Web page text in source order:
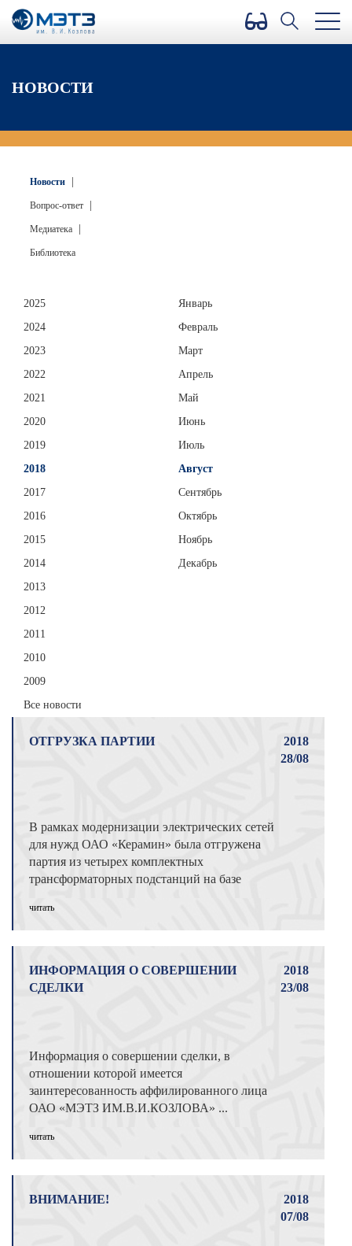
Версия для слабовидящих
НОВОСТИ
Новости
Вопрос-ответ
Медиатека
Библиотека
2025
2024
2023
2022
2021
2020
2019
2018
2017
2016
2015
2014
2013
2012
2011
2010
2009
Все новости
Январь
Февраль
Март
Апрель
Май
Июнь
Июль
Август
Сентябрь
Октябрь
Ноябрь
Декабрь
ОТГРУЗКА ПАРТИИ
2018
28/08
В рамках модернизации электрических сетей
для нужд ОАО «Керамин» была отгружена
партия из четырех комплектных
трансформаторных подстанций на базе
читать
ИНФОРМАЦИЯ О СОВЕРШЕНИИ
СДЕЛКИ
2018
23/08
Информация о совершении сделки, в
отношении которой имеется
заинтересованность аффилированного лица
ОАО «МЭТЗ ИМ.В.И.КОЗЛОВА» ...
читать
ВНИМАНИЕ!
2018
07/08